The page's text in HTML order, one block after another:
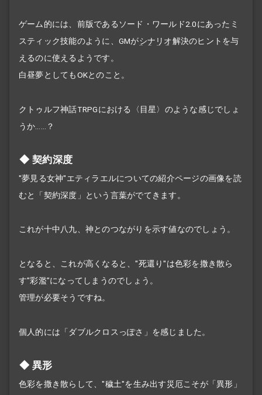
ゲーム的には、前版であるソード・ワールド2.0にあったミ
スティック技能のように、GMがシナリオ解決のヒントを与
えるのに使えるようです。
白昼夢としてもOKとのこと。
クトゥルフ神話TRPGにおける〈目星〉のような感じでしょ
うか……？
契約深度
"夢見る女神"エティラエルについての紹介ページの画像を読
むと「契約深度」という言葉がでてきます。
これが十中八九、神とのつながりを示す値なのでしょう。
となると、これが高くなると、"死還り"は色彩を撒き散ら
す"彩濫"になってしまうのでしょう。
管理が必要そうですね。
個人的には「ダブルクロスっぽさ」を感じました。
異形
色彩を撒き散らして、"穢土"を生み出す災厄こそが「異形」